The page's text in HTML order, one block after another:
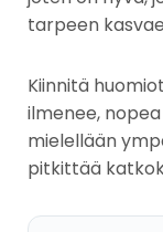
tarpeen
Kiinnitä
ilmenee,
mielellään
pitkittää